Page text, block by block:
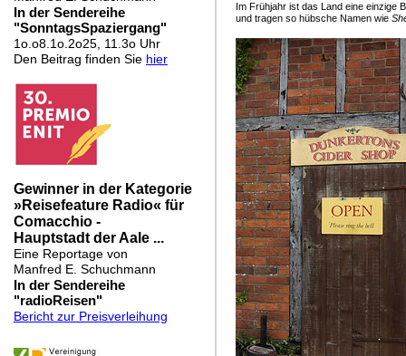
Im Frühjahr ist das Land eine einzige
und tragen so hübsche Namen wie